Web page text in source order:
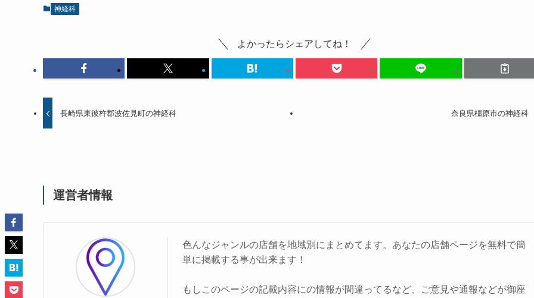
神経科
よかったらシェアしてね！
長崎県東彼杵郡波佐見町の神経科 奈良県橿原市の神経科
運営者情報
色んなジャンルの店舗を地域別にまとめてます。あなたの店舗ページを無料で簡
単に掲載する事が出来ます！
もしこのページの記載内容にの情報が間違ってるなど、ご意見や通報などが御座